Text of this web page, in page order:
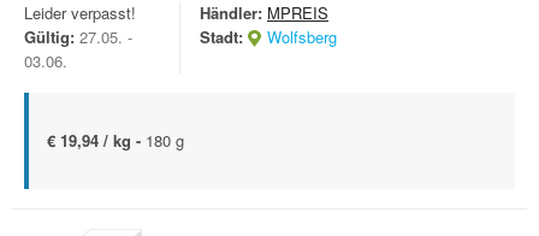
Leider verpasst!
Gültig: 27.05. -
03.06.
Händler: MPREIS
Stadt:
Wolfsberg
€ 19,94 / kg - 180 g